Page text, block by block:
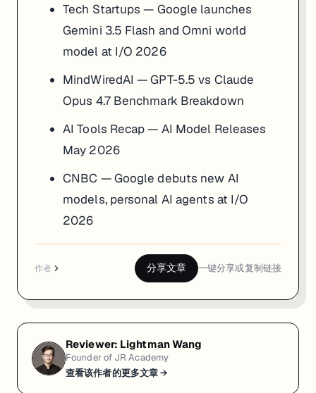
Tech Startups — Google launches
Gemini 3.5 Flash and Omni world
model at I/O 2026
MindWiredAI — GPT-5.5 vs Claude
Opus 4.7 Benchmark Breakdown
AI Tools Recap — AI Model Releases
May 2026
CNBC — Google debuts new AI
models, personal AI agents at I/O
2026
作者 分享文章 一键分享或复制链接
Reviewer: Lightman Wang
Founder of JR Academy
查看该作者的更多文章 →